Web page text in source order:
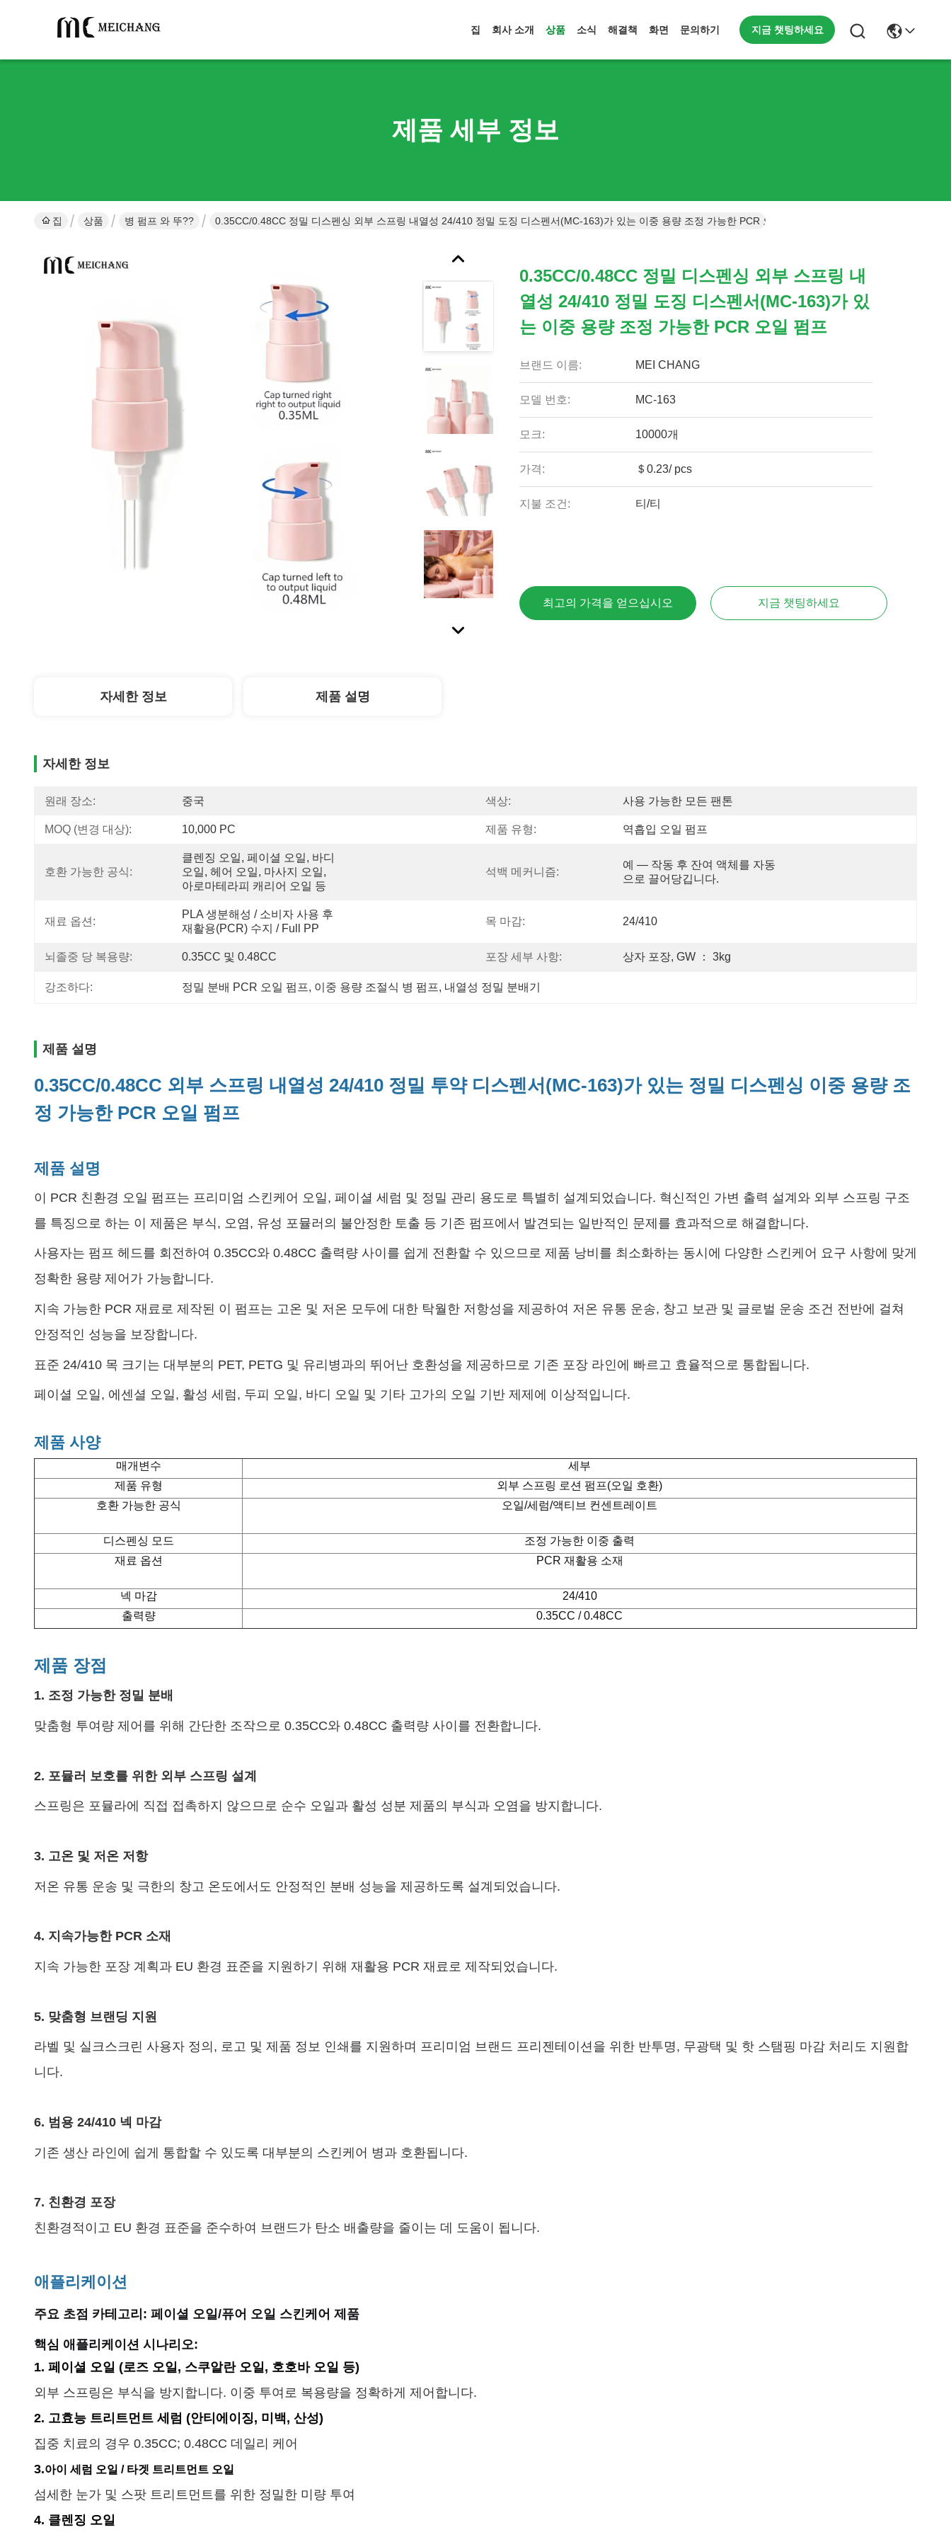
집 회사 소개 상품 소식 해결책 화면 문의하기 지금 챗팅하세요
제품 세부 정보
집 상품 병 펌프 와 뚜?? 0.35CC/0.48CC 정밀 디스펜싱 외부 스프링 내열성 24/410 정밀 도징 디스펜서(MC-163)가 있는 이중 용량 조정 가능한 PCR 오일 펌프
0.35CC/0.48CC 정밀 디스펜싱 외부 스프링 내
열성 24/410 정밀 도징 디스펜서(MC-163)가 있
는 이중 용량 조정 가능한 PCR 오일 펌프
브랜드 이름: MEI CHANG
모델 번호: MC-163
모크: 10000개
가격: ＄0.23/ pcs
지불 조건: 티/티
최고의 가격을 얻으십시오 지금 챗팅하세요
자세한 정보 제품 설명
자세한 정보
원래 장소: 중국 색상: 사용 가능한 모든 팬톤
MOQ (변경 대상): 10,000 PC 제품 유형: 역흡입 오일 펌프
호환 가능한 공식:
클렌징 오일, 페이셜 오일, 바디
오일, 헤어 오일, 마사지 오일,
아로마테라피 캐리어 오일 등
석백 메커니즘:
예 — 작동 후 잔여 액체를 자동
으로 끌어당깁니다.
재료 옵션:
PLA 생분해성 / 소비자 사용 후
재활용(PCR) 수지 / Full PP
목 마감: 24/410
뇌졸중 당 복용량: 0.35CC 및 0.48CC 포장 세부 사항: 상자 포장, GW ： 3kg
강조하다: 정밀 분배 PCR 오일 펌프, 이중 용량 조절식 병 펌프, 내열성 정밀 분배기
제품 설명
0.35CC/0.48CC 외부 스프링 내열성 24/410 정밀 투약 디스펜서(MC-163)가 있는 정밀 디스펜싱 이중 용량 조
정 가능한 PCR 오일 펌프
제품 설명
이 PCR 친환경 오일 펌프는 프리미엄 스킨케어 오일, 페이셜 세럼 및 정밀 관리 용도로 특별히 설계되었습니다. 혁신적인 가변 출력 설계와 외부 스프링 구조
를 특징으로 하는 이 제품은 부식, 오염, 유성 포뮬러의 불안정한 토출 등 기존 펌프에서 발견되는 일반적인 문제를 효과적으로 해결합니다.
사용자는 펌프 헤드를 회전하여 0.35CC와 0.48CC 출력량 사이를 쉽게 전환할 수 있으므로 제품 낭비를 최소화하는 동시에 다양한 스킨케어 요구 사항에 맞게
정확한 용량 제어가 가능합니다.
지속 가능한 PCR 재료로 제작된 이 펌프는 고온 및 저온 모두에 대한 탁월한 저항성을 제공하여 저온 유통 운송, 창고 보관 및 글로벌 운송 조건 전반에 걸쳐
안정적인 성능을 보장합니다.
표준 24/410 목 크기는 대부분의 PET, PETG 및 유리병과의 뛰어난 호환성을 제공하므로 기존 포장 라인에 빠르고 효율적으로 통합됩니다.
페이셜 오일, 에센셜 오일, 활성 세럼, 두피 오일, 바디 오일 및 기타 고가의 오일 기반 제제에 이상적입니다.
제품 사양
매개변수
세부
제품 유형
외부 스프링 로션 펌프(오일 호환)
호환 가능한 공식
오일/세럼/액티브 컨센트레이트
디스펜싱 모드
조정 가능한 이중 출력
재료 옵션
PCR 재활용 소재
넥 마감
24/410
출력량
0.35CC / 0.48CC
제품 장점
1. 조정 가능한 정밀 분배
맞춤형 투여량 제어를 위해 간단한 조작으로 0.35CC와 0.48CC 출력량 사이를 전환합니다.
2. 포뮬러 보호를 위한 외부 스프링 설계
스프링은 포뮬라에 직접 접촉하지 않으므로 순수 오일과 활성 성분 제품의 부식과 오염을 방지합니다.
3. 고온 및 저온 저항
저온 유통 운송 및 극한의 창고 온도에서도 안정적인 분배 성능을 제공하도록 설계되었습니다.
4. 지속가능한 PCR 소재
지속 가능한 포장 계획과 EU 환경 표준을 지원하기 위해 재활용 PCR 재료로 제작되었습니다.
5. 맞춤형 브랜딩 지원
라벨 및 실크스크린 사용자 정의, 로고 및 제품 정보 인쇄를 지원하며 프리미엄 브랜드 프리젠테이션을 위한 반투명, 무광택 및 핫 스탬핑 마감 처리도 지원합
니다.
6. 범용 24/410 넥 마감
기존 생산 라인에 쉽게 통합할 수 있도록 대부분의 스킨케어 병과 호환됩니다.
7. 친환경 포장
친환경적이고 EU 환경 표준을 준수하여 브랜드가 탄소 배출량을 줄이는 데 도움이 됩니다.
애플리케이션
주요 초점 카테고리: 페이셜 오일/퓨어 오일 스킨케어 제품
핵심 애플리케이션 시나리오:
1. 페이셜 오일 (로즈 오일, 스쿠알란 오일, 호호바 오일 등)
외부 스프링은 부식을 방지합니다. 이중 투여로 복용량을 정확하게 제어합니다.
2. 고효능 트리트먼트 세럼 (안티에이징, 미백, 산성)
집중 치료의 경우 0.35CC; 0.48CC 데일리 케어
3.아이 세럼 오일 / 타겟 트리트먼트 오일
섬세한 눈가 및 스팟 트리트먼트를 위한 정밀한 미량 투여
4. 클렌징 오일